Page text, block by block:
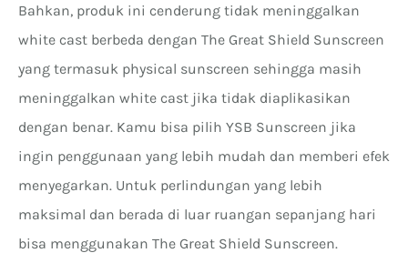
Bahkan, produk ini cenderung tidak meninggalkan
white cast berbeda dengan The Great Shield Sunscreen
yang termasuk physical sunscreen sehingga masih
meninggalkan white cast jika tidak diaplikasikan
dengan benar. Kamu bisa pilih YSB Sunscreen jika
ingin penggunaan yang lebih mudah dan memberi efek
menyegarkan. Untuk perlindungan yang lebih
maksimal dan berada di luar ruangan sepanjang hari
bisa menggunakan The Great Shield Sunscreen.